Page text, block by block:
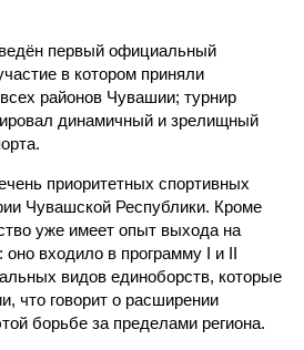
первый официальный
в котором приняли
районов Чувашии; турнир
динамичный и зрелищный
приоритетных спортивных
Чувашской Республики. Кроме
уже имеет опыт выхода на
входило в программу I и II
видов единоборств, которые
что говорит о расширении
борьбе за пределами региона.